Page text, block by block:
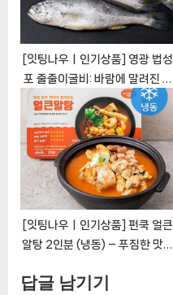
[잇팅나우ㅣ인기상품] 영광 법성
포 줄줄이굴비: 바람에 말려진 맛
의 향연 [EatingNOWㅣ추천상
품]
[잇팅나우ㅣ인기상품] 펀쿡 얼큰
알탕 2인분 (냉동) – 푸짐한 맛의
추천상품]
답글 남기기